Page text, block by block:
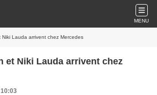
MENU
Niki Lauda arrivent chez Mercedes
et Niki Lauda arrivent chez